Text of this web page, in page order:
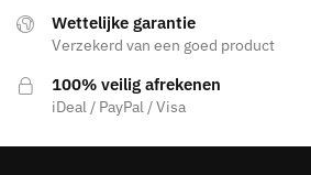
op
de
Wettelijke garantie
Verzekerd van een goed product
100% veilig afrekenen
iDeal / PayPal / Visa